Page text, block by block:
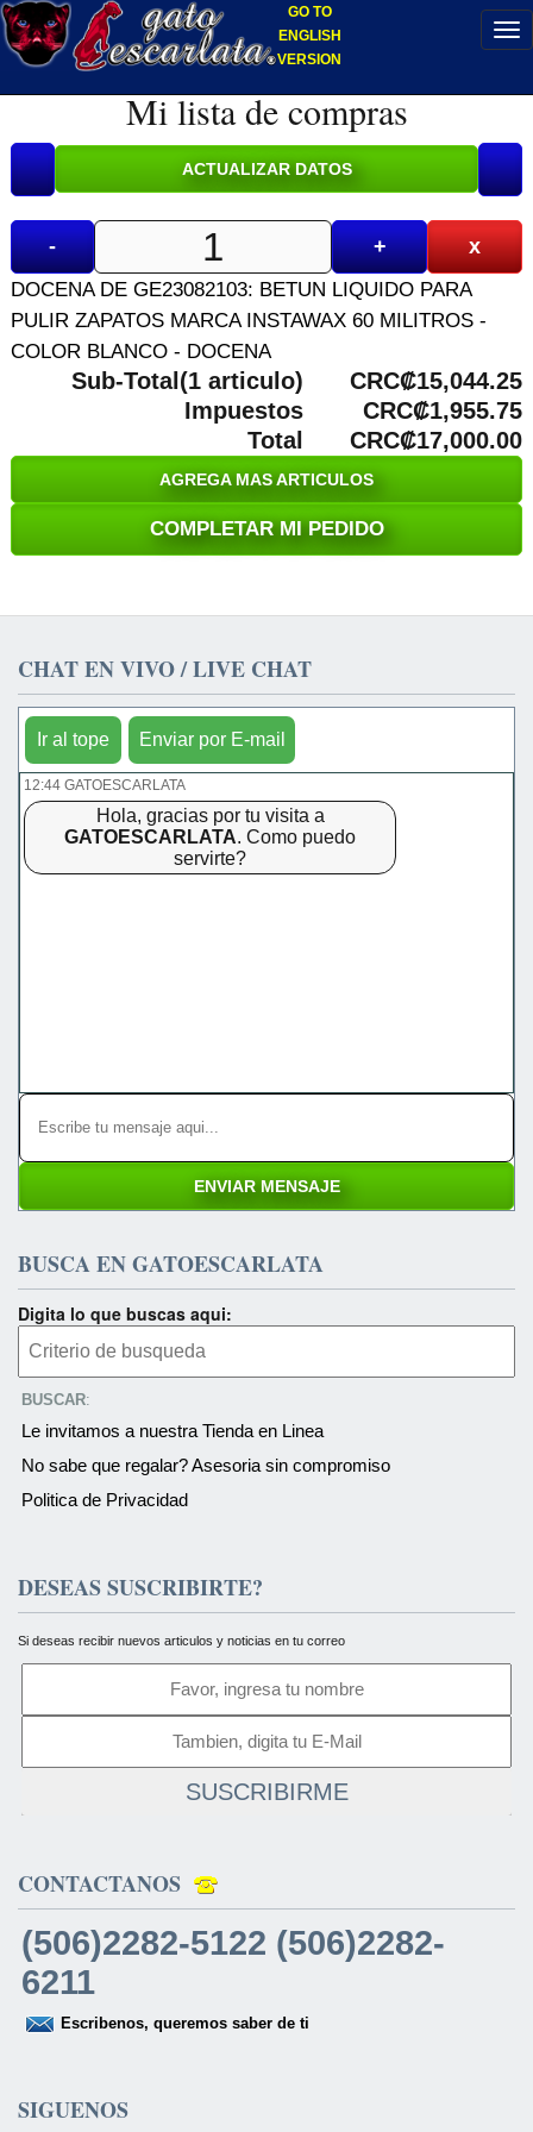
GO TO
ENGLISH
VERSION
Mi lista de compras
- + x
DOCENA DE GE23082103: BETUN LIQUIDO PARA
PULIR ZAPATOS MARCA INSTAWAX 60 MILITROS -
COLOR BLANCO - DOCENA
Sub-Total(1 articulo)
CRC₡15,044.25
Impuestos
CRC₡1,955.75
Total
CRC₡17,000.00
AGREGA MAS ARTICULOS
COMPLETAR MI PEDIDO
CHAT EN VIVO / LIVE CHAT
Ir al tope Enviar por E-mail
12:44 GATOESCARLATA
Hola, gracias por tu visita a
GATOESCARLATA. Como puedo
servirte?
BUSCA EN GATOESCARLATA
Digita lo que buscas aqui:
BUSCAR:
Le invitamos a nuestra Tienda en Linea
No sabe que regalar? Asesoria sin compromiso
Politica de Privacidad
DESEAS SUSCRIBIRTE?
Si deseas recibir nuevos articulos y noticias en tu correo
SUSCRIBIRME
CONTACTANOS
(506)2282-5122 (506)2282-
6211
Escribenos, queremos saber de ti
SIGUENOS